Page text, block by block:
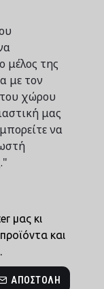
μέλος της
με τον
χώρου
μας
να
μας κι
και
ΑΠΟΣΤΟΛΉ